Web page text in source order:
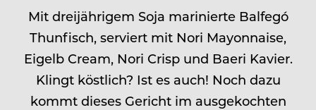
Mit dreijährigem Soja marinierte Balfegó
Thunfisch, serviert mit Nori Mayonnaise,
Eigelb Cream, Nori Crisp und Baeri Kavier.
Klingt köstlich? Ist es auch! Noch dazu
kommt dieses Gericht im ausgekochten